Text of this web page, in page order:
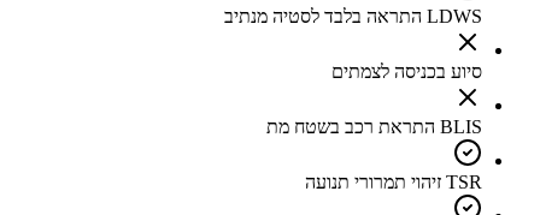
LDWS התראה בלבד לסטיה מנתיב
סיוע בכניסה לצמתים
BLIS התראת רכב בשטח מת
TSR זיהוי תמרורי תנועה